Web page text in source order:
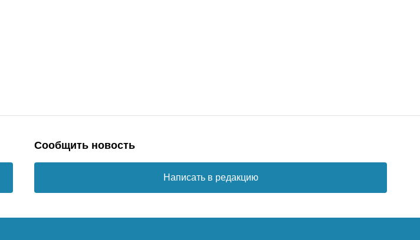
Сообщить новость
Написать в редакцию